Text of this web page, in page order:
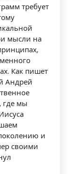
требует
мысли на
Как пишет
Андрей
где мы
и
своими